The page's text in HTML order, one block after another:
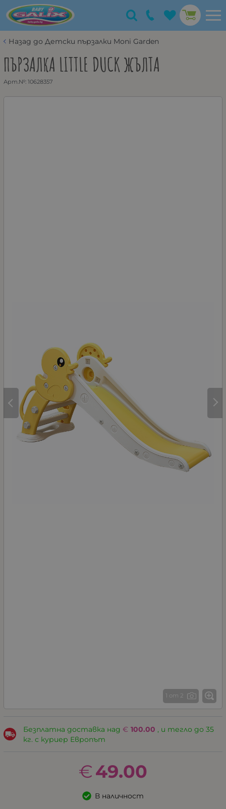
Назад до Детски пързалки Moni Garden
ПЪРЗАЛКА LITTLE DUCK ЖЪЛТА
Арт.№: 10628357
1 от 2
Безплатна доставка над 100.00
€
, и тегло до 35
кг. с куриер Европът
49.00
€
В наличност